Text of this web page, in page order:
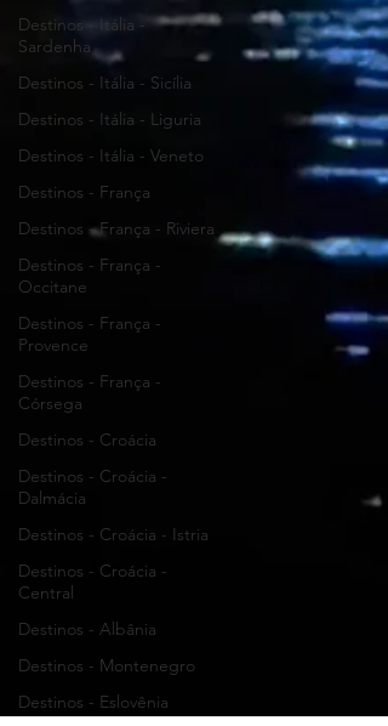
Destinos - Itália -
Sardenha
Destinos - Itália - Sicília
Destinos - Itália - Liguria
Destinos - Itália - Veneto
Destinos - França
Destinos - França - Riviera
Destinos - França -
Occitane
Destinos - França -
Provence
Destinos - França -
Córsega
Destinos - Croácia
Destinos - Croácia -
Dalmácia
Destinos - Croácia - Istria
Destinos - Croácia -
Central
Destinos - Albânia
Destinos - Montenegro
Destinos - Eslovênia